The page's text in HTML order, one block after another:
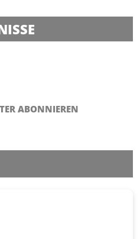
ABONNIEREN
in Immenstadt
in Rammingen
der Freilichtbühne